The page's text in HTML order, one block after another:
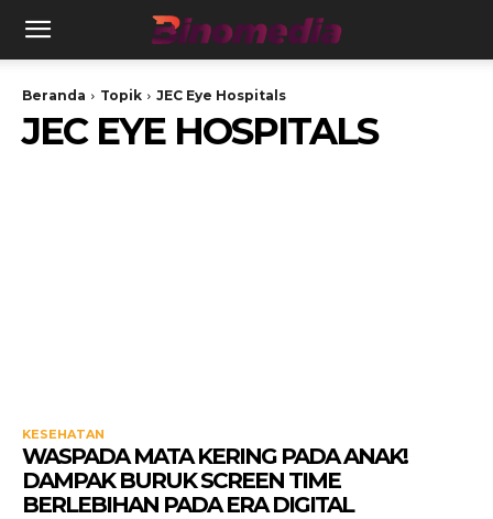
Beranda Topik JEC Eye Hospitals
JEC EYE HOSPITALS
KESEHATAN
WASPADA MATA KERING PADA ANAK!
DAMPAK BURUK SCREEN TIME
BERLEBIHAN PADA ERA DIGITAL